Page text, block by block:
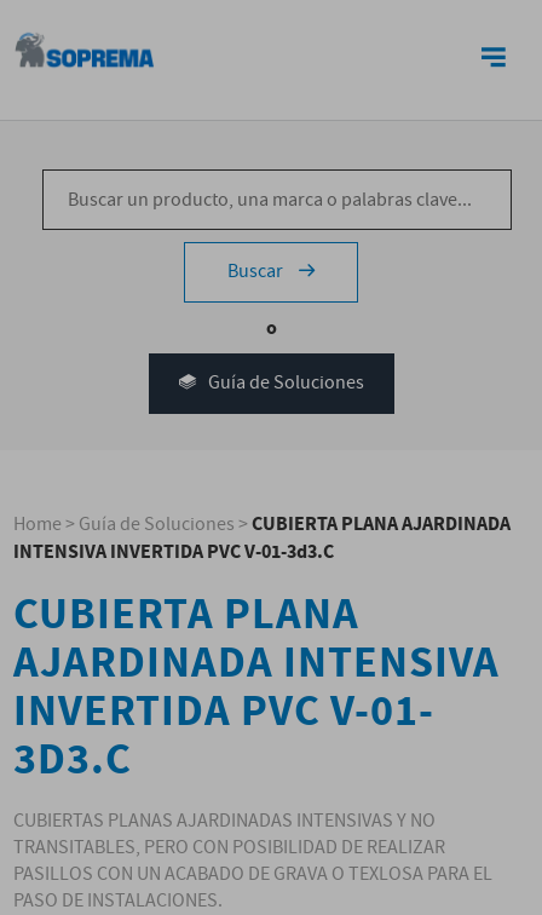
Buscar
o
Guía de Soluciones
Home>Guía de Soluciones>CUBIERTA PLANA AJARDINADA
INTENSIVA INVERTIDA PVC V-01-3d3.C
CUBIERTA PLANA
AJARDINADA INTENSIVA
INVERTIDA PVC V-01-
3D3.C
CUBIERTAS PLANAS AJARDINADAS INTENSIVAS Y NO
TRANSITABLES, PERO CON POSIBILIDAD DE REALIZAR
PASILLOS CON UN ACABADO DE GRAVA O TEXLOSA PARA EL
PASO DE INSTALACIONES.